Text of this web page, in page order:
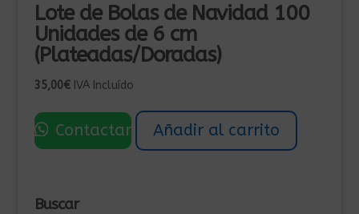
Lote de Bolas de Navidad 100
Unidades de 6 cm
(Plateadas/Doradas)
35,00€ IVA Incluído
Contactar Añadir al carrito
Buscar